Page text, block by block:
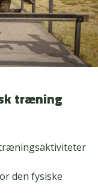
træning
den fysiske